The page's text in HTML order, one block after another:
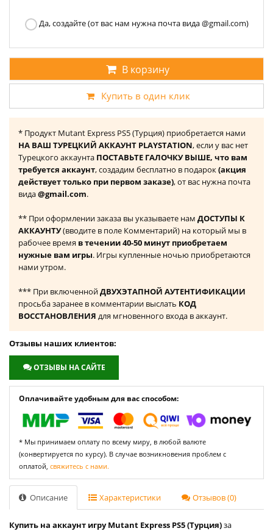
Да, создайте (от вас нам нужна почта вида @gmail.com)
В корзину
Купить в один клик
* Продукт Mutant Express PS5 (Турция) приобретается нами
НА ВАШ ТУРЕЦКИЙ АККАУНТ PLAYSTATION, если у вас нет
Турецкого аккаунта ПОСТАВЬТЕ ГАЛОЧКУ ВЫШЕ, что вам
требуется аккаунт, создадим бесплатно в подарок(акция
действует только при первом заказе), от вас нужна почта
вида@gmail.com.
** При оформлении заказа вы указываете нам ДОСТУПЫ К
АККАУНТУ(вводите в поле Комментарий) на который мы в
рабочее время в течении 40-50 минут приобретаем
нужные вам игры. Игры купленные ночью приобретаются
нами утром.
*** При включеннойДВУХЭТАПНОЙ АУТЕНТИФИКАЦИИ
просьба заранее в комментарии выслать КОД
ВОССТАНОВЛЕНИЯ для мгновенного входа в аккаунт.
Отзывы наших клиентов:
ОТЗЫВЫ НА САЙТЕ
Оплачивайте удобным для вас способом:
* Мы принимаем оплату по всему миру, в любой валюте
(конвертируется по курсу). В случае возникновения проблем с
оплатой, свяжитесь с нами.
Описание Характеристики Отзывов (0)
Купить на аккаунт игру Mutant Express PS5 (Турция)за